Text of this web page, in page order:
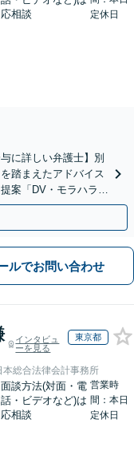
応相談
定休日
に詳しい弁護士】別
踏まえたアドバイス
案「DV・モラハラに
面談可】
ルでお問い合わせ
インタビュ
ーを見る
東京都
本総合法律会計事務所
面談方法(対面・電
話・ビデオなど)は
応相談
営業時
間：本日
定休日